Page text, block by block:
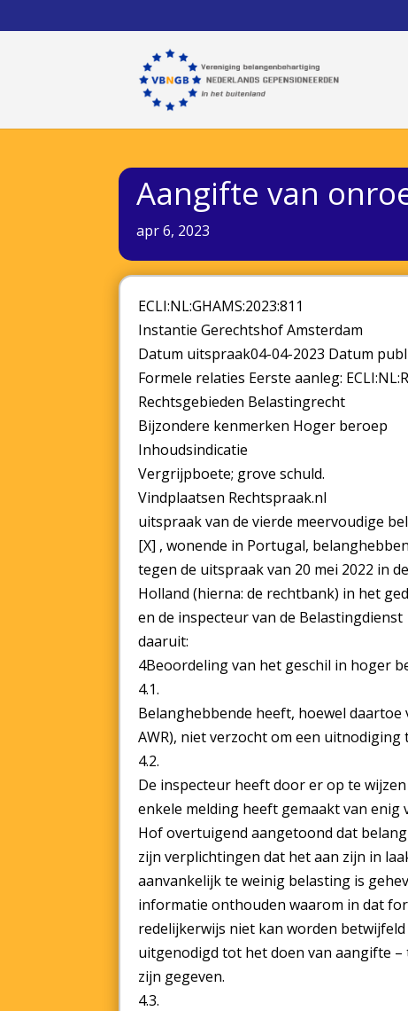
Aangifte van
apr 6, 2023
ECLI:NL:GHAMS:2023:811
Instantie Gerechtshof Amsterdam
Datum uitspraak04-04-2023 Datum
Formele relaties Eerste aanleg:
Rechtsgebieden Belastingrecht
Bijzondere kenmerken Hoger beroep
Inhoudsindicatie
Vergrijpboete; grove schuld.
Vindplaatsen Rechtspraak.nl
uitspraak van de vierde meervoudige
[X] , wonende in Portugal,
tegen de uitspraak van 20 mei 2022 in
Holland (hierna: de rechtbank) in het
en de inspecteur van de Belastingdienst
daaruit:
4Beoordeling van het geschil in hoger
4.1.
Belanghebbende heeft, hoewel daartoe
AWR), niet verzocht om een
4.2.
De inspecteur heeft door er op te
enkele melding heeft gemaakt van
Hof overtuigend aangetoond dat
zijn verplichtingen dat het aan zijn in
aanvankelijk te weinig belasting is
informatie onthouden waarom in dat
redelijkerwijs niet kan worden
uitgenodigd tot het doen van aangifte
zijn gegeven.
4.3.